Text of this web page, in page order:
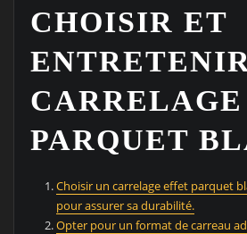
CHOISIR ET
PARQUET
Choisir un carrelage effet parquet
pour assurer sa durabilité.
Opter pour un format de carreau